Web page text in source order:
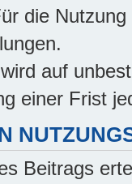
die
auf
einer Frist
Beitrags